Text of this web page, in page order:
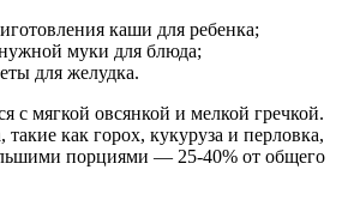
каши для ребенка;
муки для блюда;
для желудка.
с мягкой овсянкой и мелкой гречкой.
как горох, кукуруза и перловка,
порциями — 25-40% от общего